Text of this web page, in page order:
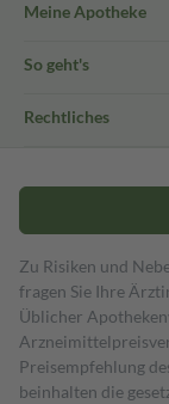
Meine Apotheke
So geht's
Rechtliches
Zu Risiken und
fragen Sie Ihre
Üblicher
Preisempfehlung
beinhalten die